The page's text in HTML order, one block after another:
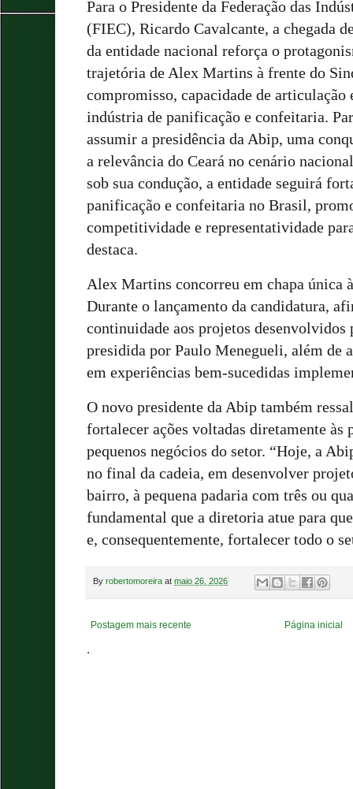
Para o Presidente da Federação das
(FIEC), Ricardo Cavalcante, a chegada
da entidade nacional reforça o
trajetória de Alex Martins à frente do
compromisso, capacidade de
indústria de panificação e confeitaria.
assumir a presidência da Abip, uma
a relevância do Ceará no cenário
sob sua condução, a entidade seguirá
panificação e confeitaria no Brasil,
competitividade e representatividade
destaca.
Alex Martins concorreu em chapa única
Durante o lançamento da candidatura,
continuidade aos projetos
presidida por Paulo Menegueli, além de
em experiências bem-sucedidas
O novo presidente da Abip também
fortalecer ações voltadas diretamente às
pequenos negócios do setor. “Hoje, a
no final da cadeia, em desenvolver
bairro, à pequena padaria com três ou
fundamental que a diretoria atue para
e, consequentemente, fortalecer todo o
By robertomoreira at maio 26, 2026
Postagem mais recente Página inicial
.